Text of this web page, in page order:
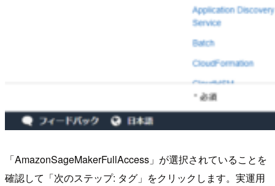
「AmazonSageMakerFullAccess」が選択されていることを
確認して「次のステップ: タグ」をクリックします。実運用